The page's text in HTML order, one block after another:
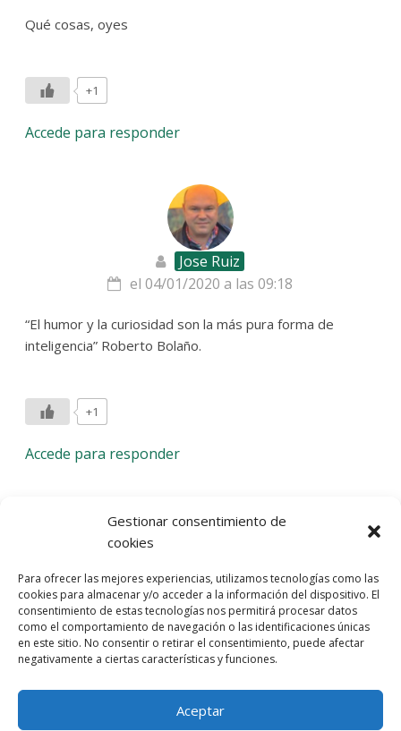
Gestionar consentimiento de
cookies
Para ofrecer las mejores experiencias, utilizamos tecnologías como las
cookies para almacenar y/o acceder a la información del dispositivo. El
consentimiento de estas tecnologías nos permitirá procesar datos
como el comportamiento de navegación o las identificaciones únicas
en este sitio. No consentir o retirar el consentimiento, puede afectar
negativamente a ciertas características y funciones.
Aceptar
Qué cosas, oyes
+1
Accede para responder
Jose Ruiz
el 04/01/2020 a las 09:18
“El humor y la curiosidad son la más pura forma de
inteligencia” Roberto Bolaño.
+1
Accede para responder
Deja una respuesta
comentario.
Entra con tu red social
He leído y acepto laPolítica de Privacidad